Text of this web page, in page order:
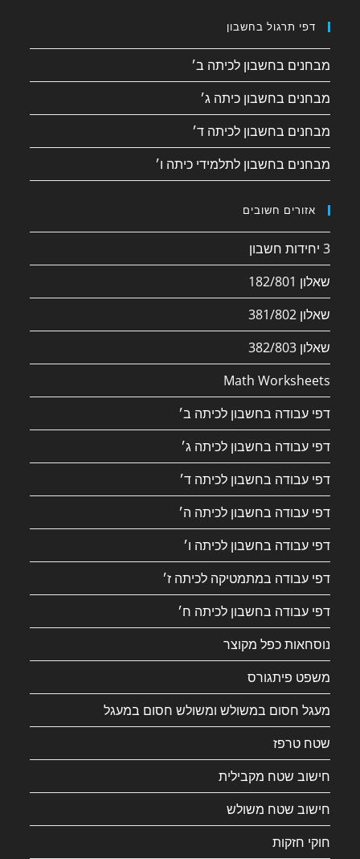
דפי תרגול בחשבון
מבחנים בחשבון לכיתה ב׳
מבחנים בחשבון כיתה ג׳
מבחנים בחשבון לכיתה ד׳
מבחנים בחשבון לתלמידי כיתה ו׳
אזורים חשובים
3 יחידות חשבון
שאלון 182/801
שאלון 381/802
שאלון 382/803
Math Worksheets
דפי עבודה בחשבון לכיתה ב׳
דפי עבודה בחשבון לכיתה ג׳
דפי עבודה בחשבון לכיתה ד׳
דפי עבודה בחשבון לכיתה ה׳
דפי עבודה בחשבון לכיתה ו׳
דפי עבודה במתמטיקה לכיתה ז׳
דפי עבודה בחשבון לכיתה ח׳
נוסחאות כפל מקוצר
משפט פיתגורס
מעגל חסום במשולש ומשולש חסום במעגל
שטח טרפז
חישוב שטח מקבילית
חישוב שטח משולש
חוקי חזקות